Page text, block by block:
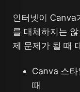
인터넷이 Canva
를 대체하지는
제 문제가 될 때
Canva 스
때